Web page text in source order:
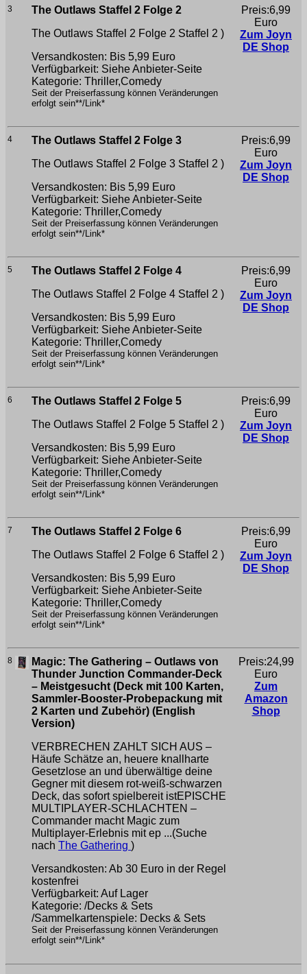
3
The Outlaws Staffel 2 Folge 2
The Outlaws Staffel 2 Folge 2 Staffel 2 )
Versandkosten: Bis 5,99 Euro
Verfügbarkeit: Siehe Anbieter-Seite
Kategorie: Thriller,Comedy
Seit der Preiserfassung können Veränderungen
erfolgt sein**/Link*
Preis:6,99
Euro
Zum Joyn
DE Shop
4
The Outlaws Staffel 2 Folge 3
The Outlaws Staffel 2 Folge 3 Staffel 2 )
Versandkosten: Bis 5,99 Euro
Verfügbarkeit: Siehe Anbieter-Seite
Kategorie: Thriller,Comedy
Seit der Preiserfassung können Veränderungen
erfolgt sein**/Link*
Preis:6,99
Euro
Zum Joyn
DE Shop
5
The Outlaws Staffel 2 Folge 4
The Outlaws Staffel 2 Folge 4 Staffel 2 )
Versandkosten: Bis 5,99 Euro
Verfügbarkeit: Siehe Anbieter-Seite
Kategorie: Thriller,Comedy
Seit der Preiserfassung können Veränderungen
erfolgt sein**/Link*
Preis:6,99
Euro
Zum Joyn
DE Shop
6
The Outlaws Staffel 2 Folge 5
The Outlaws Staffel 2 Folge 5 Staffel 2 )
Versandkosten: Bis 5,99 Euro
Verfügbarkeit: Siehe Anbieter-Seite
Kategorie: Thriller,Comedy
Seit der Preiserfassung können Veränderungen
erfolgt sein**/Link*
Preis:6,99
Euro
Zum Joyn
DE Shop
7
The Outlaws Staffel 2 Folge 6
The Outlaws Staffel 2 Folge 6 Staffel 2 )
Versandkosten: Bis 5,99 Euro
Verfügbarkeit: Siehe Anbieter-Seite
Kategorie: Thriller,Comedy
Seit der Preiserfassung können Veränderungen
erfolgt sein**/Link*
Preis:6,99
Euro
Zum Joyn
DE Shop
8
Magic: The Gathering – Outlaws von
Thunder Junction Commander-Deck
– Meistgesucht (Deck mit 100 Karten,
Sammler-Booster-Probepackung mit
2 Karten und Zubehör) (English
Version)
VERBRECHEN ZAHLT SICH AUS –
Häufe Schätze an, heuere knallharte
Gesetzlose an und überwältige deine
Gegner mit diesem rot-weiß-schwarzen
Deck, das sofort spielbereit istEPISCHE
MULTIPLAYER-SCHLACHTEN –
Commander macht Magic zum
Multiplayer-Erlebnis mit ep ...(Suche
nach The Gathering )
Versandkosten: Ab 30 Euro in der Regel
kostenfrei
Verfügbarkeit: Auf Lager
Kategorie: /Decks & Sets
/Sammelkartenspiele: Decks & Sets
Seit der Preiserfassung können Veränderungen
erfolgt sein**/Link*
Preis:24,99
Euro
Zum
Amazon
Shop